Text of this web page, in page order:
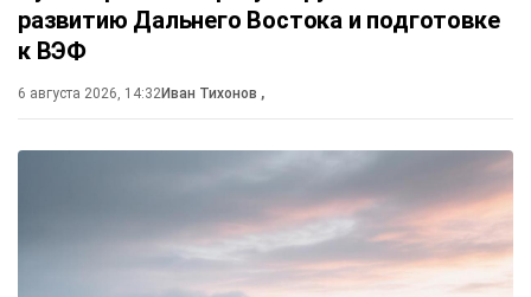
развитию Дальнего Востока и подготовке
к ВЭФ
6 августа 2026, 14:32Иван Тихонов ,